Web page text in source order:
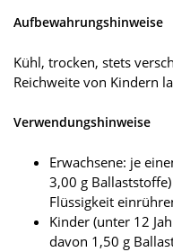
Aufbewahrungshinweise
Kühl, trocken, stets
Reichweite von Kindern
Verwendungshinweise
Erwachsene: je
3,00 g
Flüssigkeit
Kinder (unter 12
davon 1,50 g